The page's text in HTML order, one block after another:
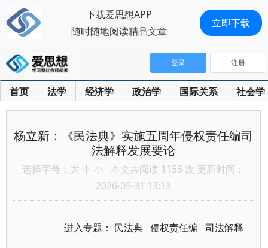
首页 法学 经济学 政治学 国际关系 社会学
登录 注册
杨立新：《民法典》实施五周年侵权责任编司
法解释发展要论
选择字号： 大 中 小 本文共阅读 1153 次 更新时间：
2026-05-31 13:13
进入专题： 民法典 侵权责任编 司法解释
下载爱思想APP
随时随地阅读精品文章
立即下载